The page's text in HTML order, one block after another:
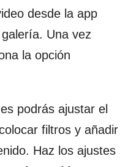
desde la app
Una vez
la opción
podrás ajustar el
filtros y añadir
Haz los ajustes